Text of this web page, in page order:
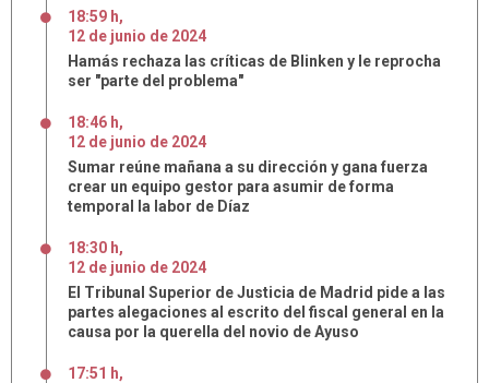
18:59 h,
12 de junio de 2024
Hamás rechaza las críticas de Blinken y le reprocha
ser "parte del problema"
18:46 h,
12 de junio de 2024
Sumar reúne mañana a su dirección y gana fuerza
crear un equipo gestor para asumir de forma
temporal la labor de Díaz
18:30 h,
12 de junio de 2024
El Tribunal Superior de Justicia de Madrid pide a las
partes alegaciones al escrito del fiscal general en la
causa por la querella del novio de Ayuso
17:51 h,